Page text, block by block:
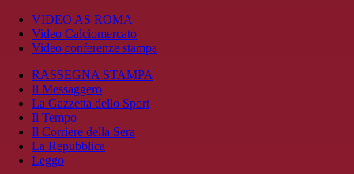
VIDEO AS ROMA
Video Calciomercato
Video conferenze stampa
RASSEGNA STAMPA
Il Messaggero
La Gazzetta dello Sport
Il Tempo
Il Corriere della Sera
La Repubblica
Leggo